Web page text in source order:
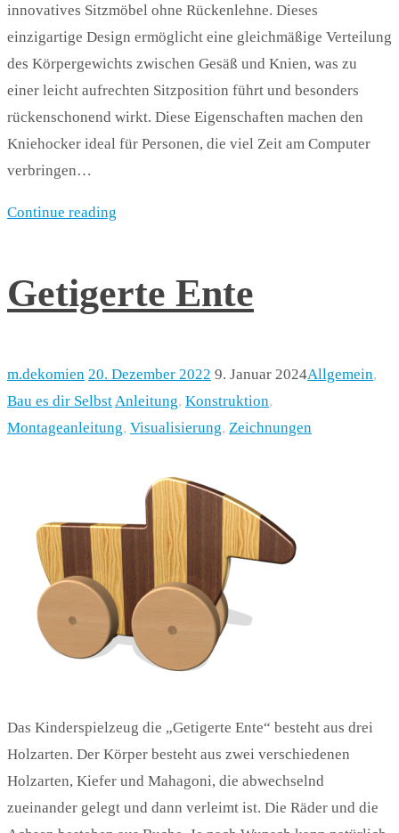
innovatives Sitzmöbel ohne Rückenlehne. Dieses
einzigartige Design ermöglicht eine gleichmäßige Verteilung
des Körpergewichts zwischen Gesäß und Knien, was zu
einer leicht aufrechten Sitzposition führt und besonders
rückenschonend wirkt. Diese Eigenschaften machen den
Kniehocker ideal für Personen, die viel Zeit am Computer
verbringen…
Continue reading
Getigerte Ente
m.dekomien 20. Dezember 2022 9. Januar 2024Allgemein,
Bau es dir SelbstAnleitung, Konstruktion,
Montageanleitung, Visualisierung, Zeichnungen
Das Kinderspielzeug die „Getigerte Ente“ besteht aus drei
Holzarten. Der Körper besteht aus zwei verschiedenen
Holzarten, Kiefer und Mahagoni, die abwechselnd
zueinander gelegt und dann verleimt ist. Die Räder und die